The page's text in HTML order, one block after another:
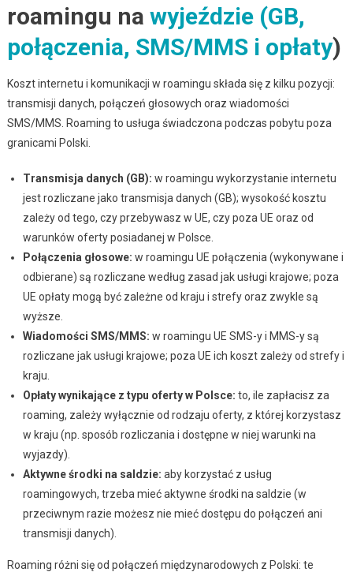
roamingu na wyjeździe (GB,
połączenia, SMS/MMS i opłaty)
Koszt internetu i komunikacji w roamingu składa się z kilku pozycji:
transmisji danych, połączeń głosowych oraz wiadomości
SMS/MMS. Roaming to usługa świadczona podczas pobytu poza
granicami Polski.
Transmisja danych (GB): w roamingu wykorzystanie internetu
jest rozliczane jako transmisja danych (GB); wysokość kosztu
zależy od tego, czy przebywasz w UE, czy poza UE oraz od
warunków oferty posiadanej w Polsce.
Połączenia głosowe: w roamingu UE połączenia (wykonywane i
odbierane) są rozliczane według zasad jak usługi krajowe; poza
UE opłaty mogą być zależne od kraju i strefy oraz zwykle są
wyższe.
Wiadomości SMS/MMS: w roamingu UE SMS-y i MMS-y są
rozliczane jak usługi krajowe; poza UE ich koszt zależy od strefy i
kraju.
Opłaty wynikające z typu oferty w Polsce: to, ile zapłacisz za
roaming, zależy wyłącznie od rodzaju oferty, z której korzystasz
w kraju (np. sposób rozliczania i dostępne w niej warunki na
wyjazdy).
Aktywne środki na saldzie: aby korzystać z usług
roamingowych, trzeba mieć aktywne środki na saldzie (w
przeciwnym razie możesz nie mieć dostępu do połączeń ani
transmisji danych).
Roaming różni się od połączeń międzynarodowych z Polski: te